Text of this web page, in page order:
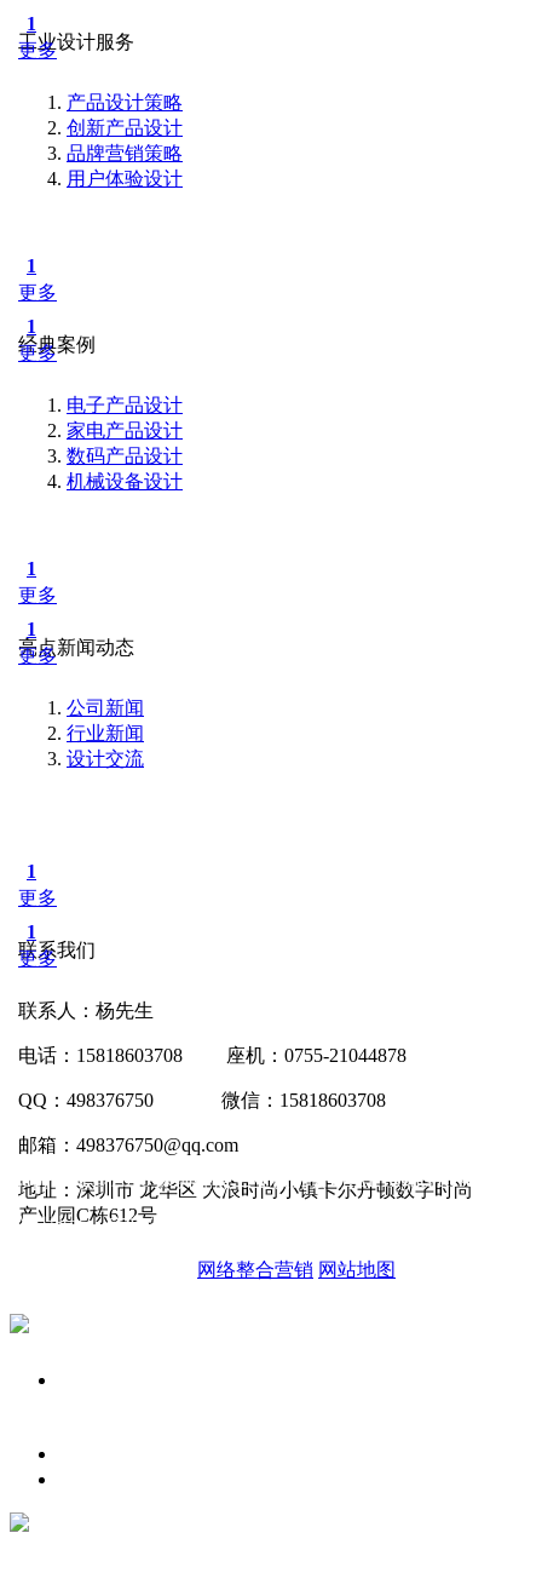
工业设计服务
1
更多
产品设计策略
创新产品设计
品牌营销策略
用户体验设计
1
更多
经典案例
1
更多
电子产品设计
家电产品设计
数码产品设计
机械设备设计
1
更多
亮点新闻动态
1
更多
公司新闻
行业新闻
设计交流
1
更多
联系我们
1
更多
联系人：杨先生
电话：15818603708 座机：0755-21044878
QQ：498376750 微信：15818603708
邮箱：498376750@qq.com
地址：深圳市 龙华区 大浪时尚小镇卡尔丹顿数字时尚
产业园C栋612号
Copyright © 2016 深圳亮点工业设计公司,All Rights Resered.
公司地址：广东省深圳市福田区车公庙泰然科技园202栋407 电
网络整合营销 网站地图